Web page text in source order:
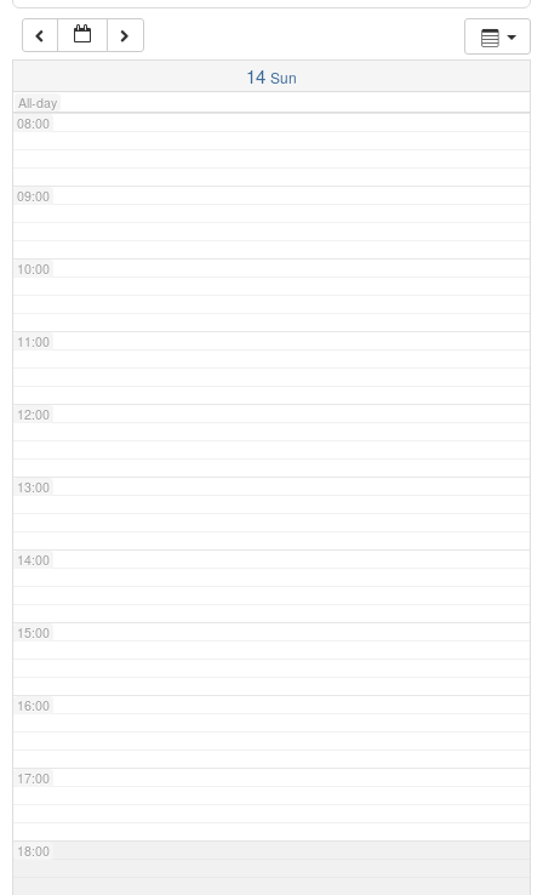
14 Sun
All-day
07:00
08:00
09:00
10:00
11:00
12:00
13:00
14:00
15:00
16:00
17:00
18:00